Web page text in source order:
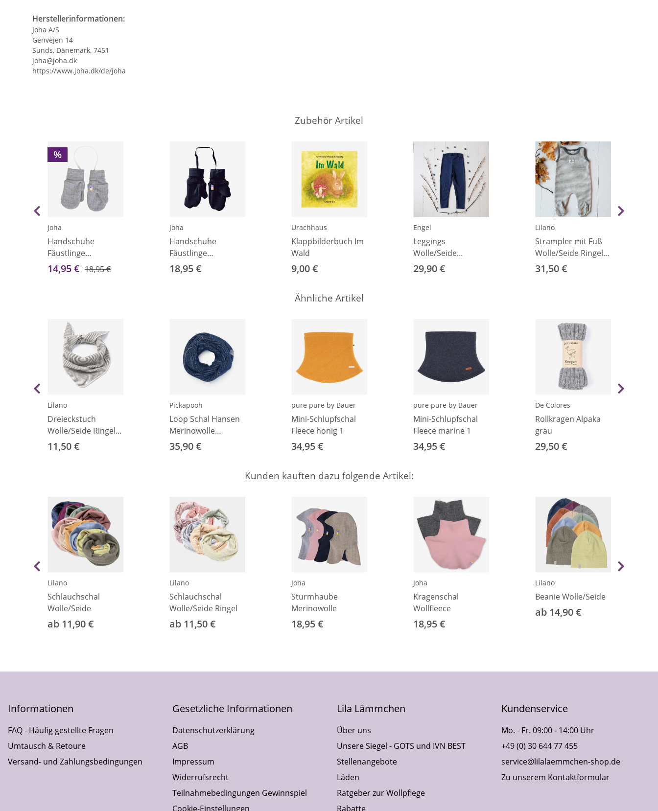
Herstellerinformationen:
Joha A/S
Genvejen 14
Sunds, Dänemark, 7451
joha@joha.dk
https://www.joha.dk/de/joha
Zubehör Artikel
%
Joha
Handschuhe
Fäustlinge
Merinowolle grau
70-80
14,95 € 18,95 €
Joha
Handschuhe
Fäustlinge
Merinowolle navy
70-80
18,95 €
Urachhaus
Klappbilderbuch Im
Wald
9,00 €
Engel
Leggings
Wolle/Seide
marineblau 92
29,90 €
Lilano
Strampler mit Fuß
Wolle/Seide Ringel
hellgrau 50
31,50 €
Ähnliche Artikel
Lilano
Dreieckstuch
Wolle/Seide Ringel
hellgrau
11,50 €
Pickapooh
Loop Schal Hansen
Merinowolle
marine-grau 1
35,90 €
pure pure by Bauer
Mini-Schlupfschal
Fleece honig 1
34,95 €
pure pure by Bauer
Mini-Schlupfschal
Fleece marine 1
34,95 €
De Colores
Rollkragen Alpaka
grau
29,50 €
Kunden kauften dazu folgende Artikel:
Lilano
Schlauchschal
Wolle/Seide
ab 11,90 €
Lilano
Schlauchschal
Wolle/Seide Ringel
ab 11,50 €
Joha
Sturmhaube
Merinowolle
18,95 €
Joha
Kragenschal
Wollfleece
18,95 €
Lilano
Beanie Wolle/Seide
ab 14,90 €
Informationen
FAQ - Häufig gestellte Fragen
Umtausch & Retoure
Versand- und Zahlungsbedingungen
Gesetzliche Informationen
Datenschutzerklärung
AGB
Impressum
Widerrufsrecht
Teilnahmebedingungen Gewinnspiel
Cookie-Einstellungen
Lila Lämmchen
Über uns
Unsere Siegel - GOTS und IVN BEST
Stellenangebote
Läden
Ratgeber zur Wollpflege
Rabatte
Kundenservice
Mo. - Fr. 09:00 - 14:00 Uhr
+49 (0) 30 644 77 455
service@lilalaemmchen-shop.de
Zu unserem Kontaktformular